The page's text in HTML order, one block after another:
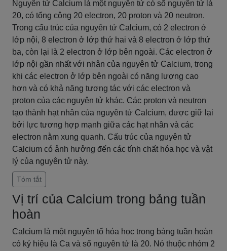
Nguyên tử Calcium là một nguyên tử có số nguyên tử là
20, có tổng cộng 20 electron, 20 proton và 20 neutron.
Trong cấu trúc của nguyên tử Calcium, có 2 electron ở
lớp nội, 8 electron ở lớp thứ hai và 8 electron ở lớp thứ
ba, còn lại là 2 electron ở lớp bên ngoài. Các electron ở
lớp nội gần nhất với nhân của nguyên tử Calcium, trong
khi các electron ở lớp bên ngoài có năng lượng cao
hơn và có khả năng tương tác với các electron và
proton của các nguyên tử khác. Các proton và neutron
tạo thành hạt nhân của nguyên tử Calcium, được giữ lại
bởi lực tương hợp mạnh giữa các hạt nhân và các
electron nằm xung quanh. Cấu trúc của nguyên tử
Calcium có ảnh hưởng đến các tính chất hóa học và vật
lý của nguyên tử này.
Tóm tắt
Vị trí của Calcium trong bảng tuần
hoàn
Calcium là một nguyên tố hóa học trong bảng tuần hoàn
có ký hiệu là Ca và số nguyên tử là 20. Nó thuộc nhóm 2